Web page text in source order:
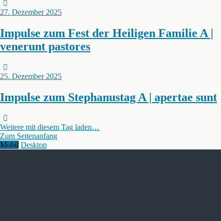
27. Dezember 2025
Impulse zum Fest der Heiligen Familie A |
venerunt pastores
25. Dezember 2025
Impulse zum Stephanustag A | apertae sunt
Weitere mit diesem Tag laden…
Zum Seitenanfang
Mobil Desktop